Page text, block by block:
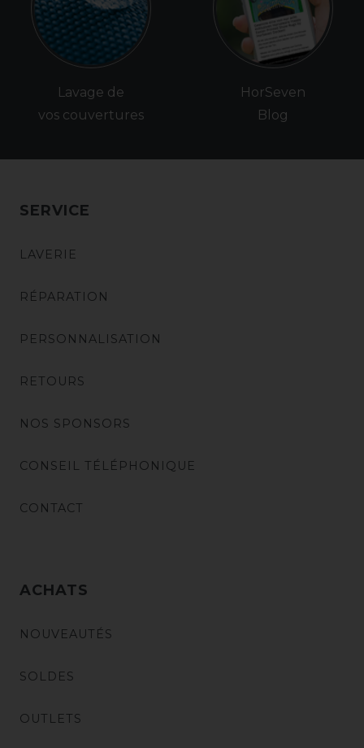
Lavage de
vos couvertures
HorSeven
Blog
SERVICE
LAVERIE
RÉPARATION
PERSONNALISATION
RETOURS
NOS SPONSORS
CONSEIL TÉLÉPHONIQUE
CONTACT
ACHATS
NOUVEAUTÉS
SOLDES
OUTLETS